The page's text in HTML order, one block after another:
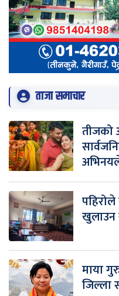
ताजा समाचार
तीजको
खुलाउन
माया
जिल्ला